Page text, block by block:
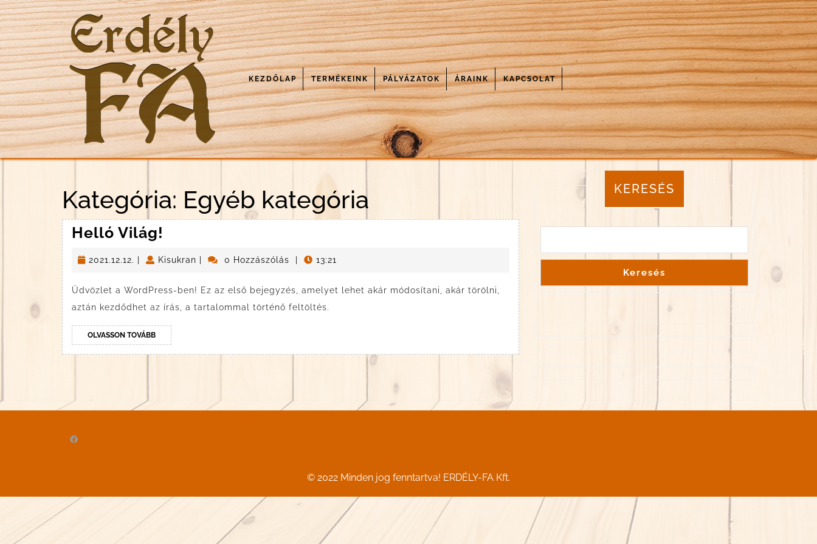
Skip
to
content
KEZDŐLAP TERMÉKEINK PÁLYÁZATOK ÁRAINK KAPCSOLAT
Kategória: Egyéb kategória
Helló Világ!
2021.12.12. 2021.12.12.
| Kisukran Kisukran
| 0 Hozzászólás | 13:21
Üdvözlet a WordPress-ben! Ez az első bejegyzés, amelyet lehet akár módosítani, akár törölni,
aztán kezdődhet az írás, a tartalommal történő feltöltés.
OLVASSON TOVÁBBOLVASSON
TOVÁBB
KERESÉS
Keresés
Facebook
© 2022 Minden jog fenntartva! ERDÉLY-FA Kft.